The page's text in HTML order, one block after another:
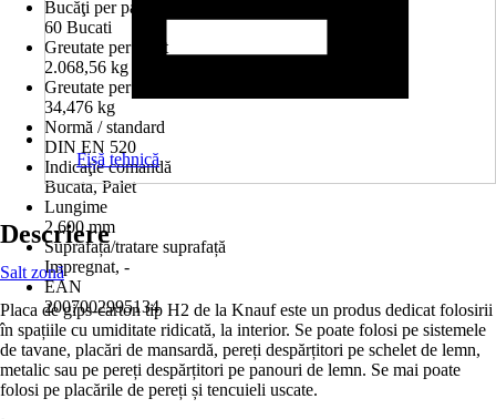
Bucăţi per palet
60 Bucati
Greutate per palet
2.068,56 kg
Greutate per bucată
34,476 kg
Normă / standard
DIN EN 520
Indicaţie comandă
Bucata, Palet
Lungime
2.600 mm
Suprafață/tratare suprafață
Impregnat, -
EAN
2007002995134
Fișă tehnică
Descriere
Salt zonă
Placa de gips-carton tip H2 de la Knauf este un produs dedicat folosirii
în spațiile cu umiditate ridicată, la interior. Se poate folosi pe sistemele
de tavane, placări de mansardă, pereți despărțitori pe schelet de lemn,
metalic sau pe pereți despărțitori pe panouri de lemn. Se mai poate
folosi pe placările de pereți și tencuieli uscate.